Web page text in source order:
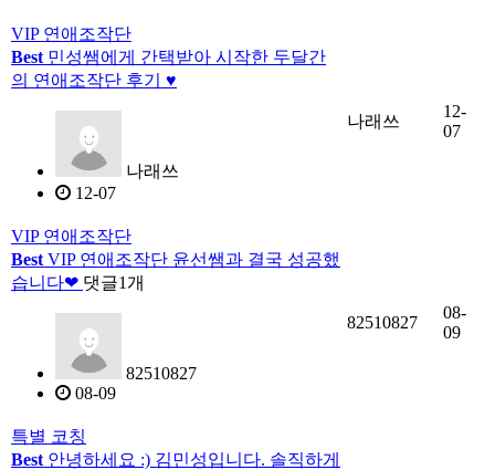
VIP 연애조작단
Best 민성쌤에게 간택받아 시작한 두달간
의 연애조작단 후기 ♥
나래쓰
12-07
나래쓰
12-
07
VIP 연애조작단
Best VIP 연애조작단 윤선쌤과 결국 성공했
습니다❤ 댓글1개
82510827
08-09
82510827
08-
09
특별 코칭
Best 안녕하세요 :) 김민성입니다. 솔직하게